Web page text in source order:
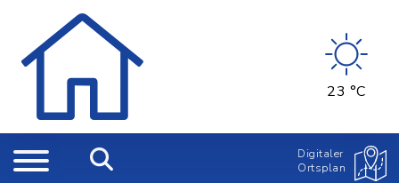
23 °C
Digitaler
Ortsplan